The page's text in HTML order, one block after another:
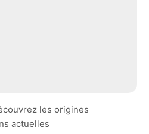
les origines
actuelles